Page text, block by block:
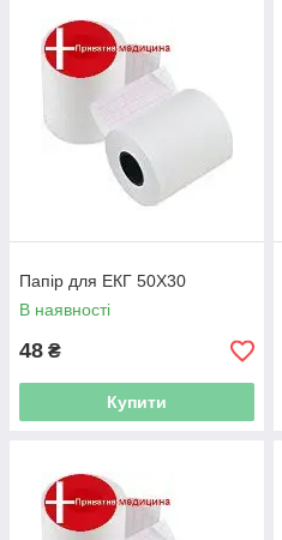
Папір для ЕКГ 50Х30
В наявності
48 ₴
Купити